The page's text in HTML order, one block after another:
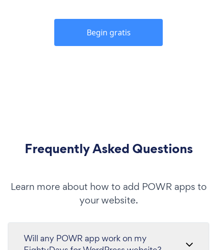
Begin gratis
Frequently Asked Questions
Learn more about how to add POWR apps to
your website.
Will any POWR app work on my